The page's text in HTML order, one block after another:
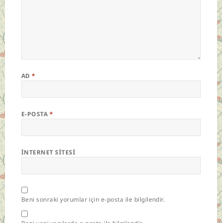
AD*
E-POSTA *
İNTERNET SITESI
Beni sonraki yorumlar için e-posta ile bilgilendir.